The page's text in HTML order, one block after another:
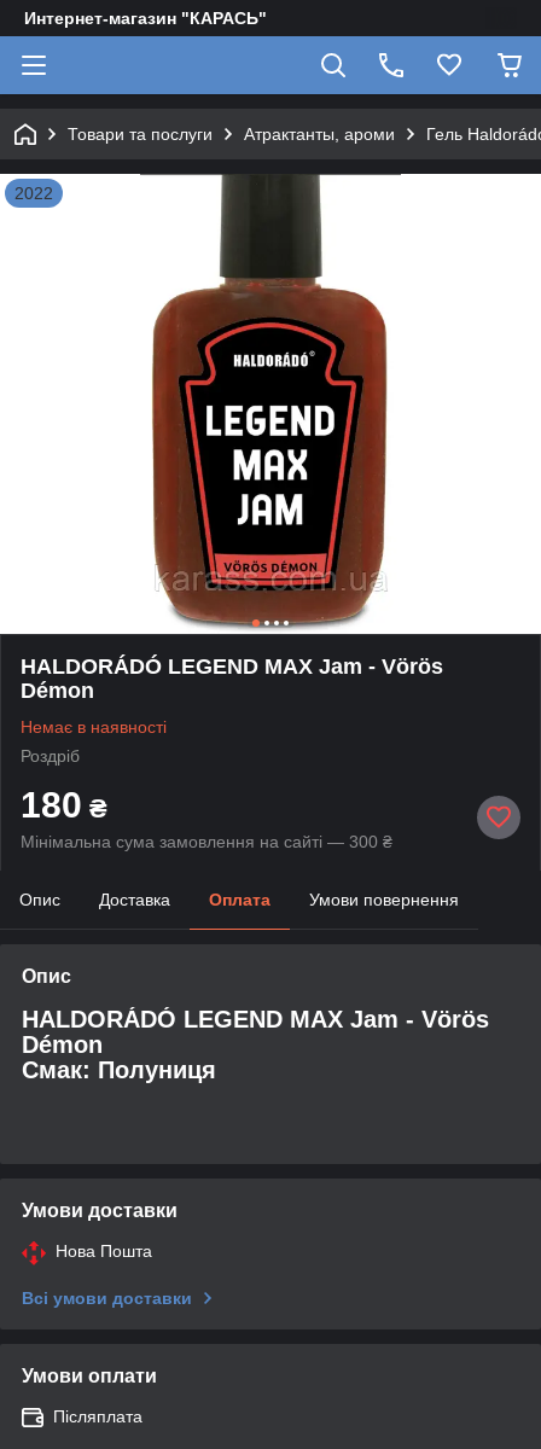
Интернет-магазин "КАРАСЬ"
Товари та послуги Атрактанты, ароми Гель
2022
HALDORÁDÓ LEGEND MAX Jam - Vörös
Démon
Немає в наявності
Роздріб
180 ₴
Мінімальна сума замовлення на сайті — 300 ₴
Опис Доставка Оплата Умови повернення
Опис
HALDORÁDÓ LEGEND MAX Jam - Vörös
Démon
Смак: Полуниця
Умови доставки
Нова Пошта
Всі умови доставки
Умови оплати
Післяплата